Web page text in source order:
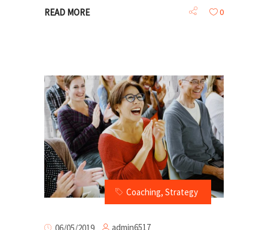
READ MORE 0
Coaching, Strategy
admin6517